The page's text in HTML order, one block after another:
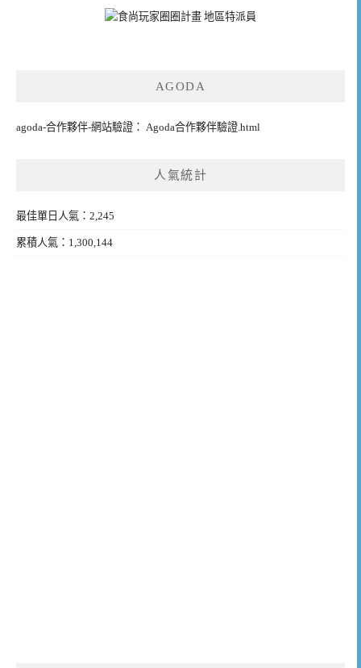
AGODA
agoda-合作夥伴-網站驗證： Agoda合作夥伴驗證.html
人氣統計
最佳單日人氣：2,245
累積人氣：1,300,144